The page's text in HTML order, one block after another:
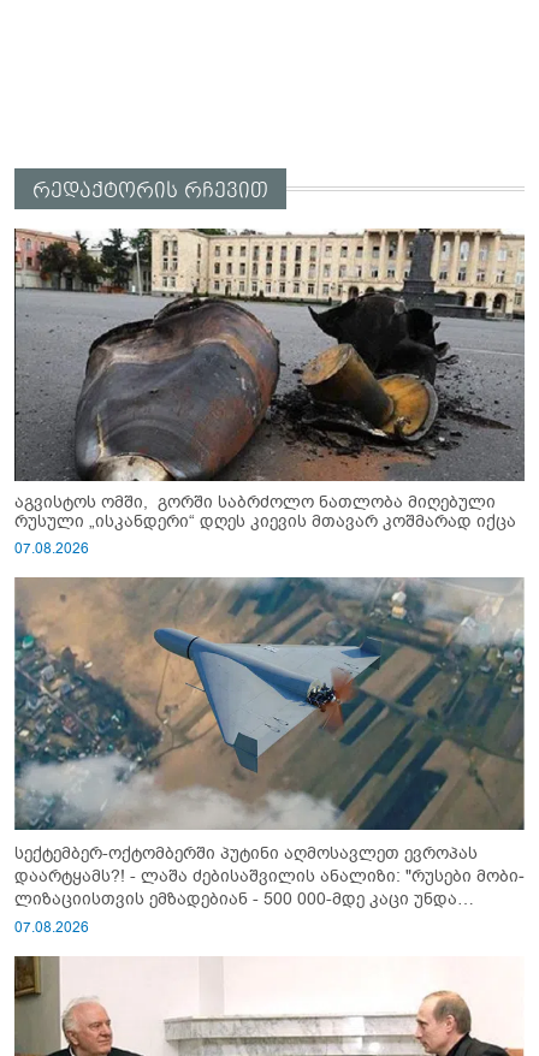
რედაქტორის რჩევით
აგვისტოს ომში, გორში საბრძოლო ნათლობა მიღებული
რუსული „ისკანდერი“ დღეს კიევის მთავარ კოშმარად იქცა
07.08.2026
სექტემბერ-ოქტომბერში პუტინი აღმოსავლეთ ევროპას
დაარტყამს?! - ლაშა ძებისაშვილის ანალიზი: "რუსები მობი­
ლიზაციისთვის ემზადებიან - 500 000-მდე კაცი უნდა
გაიწვიონ ომში"
07.08.2026